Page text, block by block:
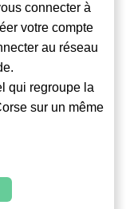
connecter à
votre compte
au réseau
qui regroupe la
sur un même